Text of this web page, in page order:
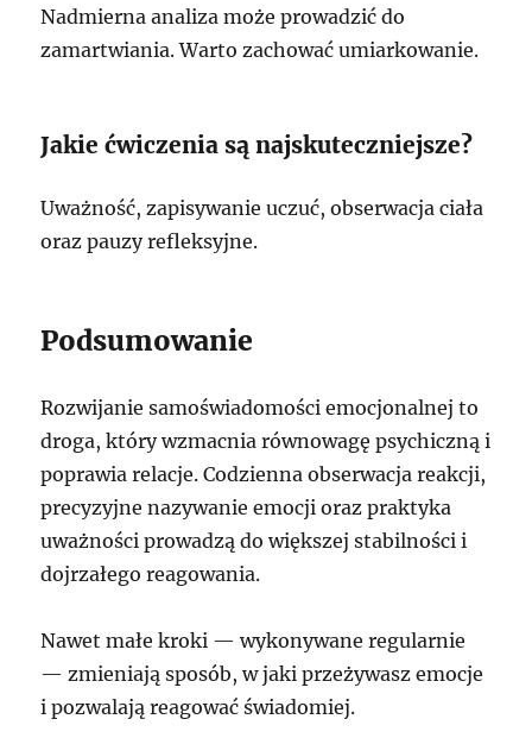
Nadmierna analiza może prowadzić do
zamartwiania. Warto zachować umiarkowanie.
Jakie ćwiczenia są najskuteczniejsze?
Uważność, zapisywanie uczuć, obserwacja ciała
oraz pauzy refleksyjne.
Podsumowanie
Rozwijanie samoświadomości emocjonalnej to
droga, który wzmacnia równowagę psychiczną i
poprawia relacje. Codzienna obserwacja reakcji,
precyzyjne nazywanie emocji oraz praktyka
uważności prowadzą do większej stabilności i
dojrzałego reagowania.
Nawet małe kroki — wykonywane regularnie
— zmieniają sposób, w jaki przeżywasz emocje
i pozwalają reagować świadomiej.